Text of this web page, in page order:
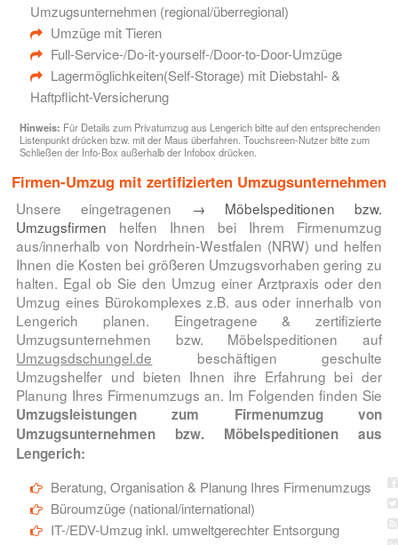
Umzugsunternehmen (regional/überregional)
Umzüge mit Tieren
Full-Service-/Do-it-yourself-/Door-to-Door-Umzüge
Lagermöglichkeiten(Self-Storage) mit Diebstahl- &
Haftpflicht-Versicherung
Hinweis: Für Details zum Privatumzug aus Lengerich bitte auf den entsprechenden
Listenpunkt drücken bzw. mit der Maus überfahren. Touchsreen-Nutzer bitte zum
Schließen der Info-Box außerhalb der Infobox drücken.
Firmen-Umzug mit zertifizierten Umzugsunternehmen
Unsere eingetragenen
→ Möbelspeditionen bzw.
Umzugsfirmen helfen Ihnen bei Ihrem Firmenumzug
aus/innerhalb von Nordrhein-Westfalen (NRW) und helfen
Ihnen die Kosten bei größeren Umzugsvorhaben gering zu
halten. Egal ob Sie den Umzug einer Arztpraxis oder den
Umzug eines Bürokomplexes z.B. aus oder innerhalb von
Lengerich planen. Eingetragene & zertifizierte
Umzugsunternehmen bzw. Möbelspeditionen auf
Umzugsdschungel.de beschäftigen geschulte
Umzugshelfer und bieten Ihnen ihre Erfahrung bei der
Planung Ihres Firmenumzugs an. Im Folgenden finden Sie
Umzugsleistungen zum Firmenumzug von
Umzugsunternehmen bzw. Möbelspeditionen aus
Lengerich:
Beratung, Organisation & Planung Ihres Firmenumzugs
Büroumzüge (national/international)
IT-/EDV-Umzug inkl. umweltgerechter Entsorgung